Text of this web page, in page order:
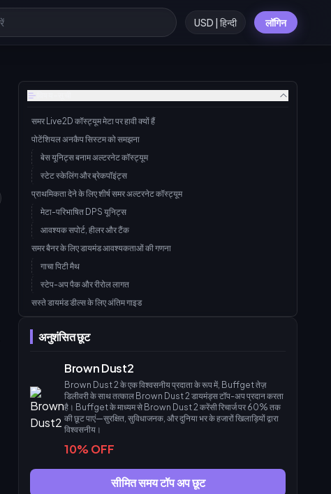
USD | हिन्दी लॉगिन
समर Live2D कॉस्ट्यूम मेटा पर हावी क्यों हैं
पोटेंशियल अनकैप सिस्टम को समझना
बेस यूनिट्स बनाम अल्टरनेट कॉस्ट्यूम
स्टेट स्केलिंग और ब्रेकपॉइंट्स
प्राथमिकता देने के लिए शीर्ष समर अल्टरनेट कॉस्ट्यूम
मेटा-परिभाषित DPS यूनिट्स
आवश्यक सपोर्ट, हीलर और टैंक
समर बैनर के लिए डायमंड आवश्यकताओं की गणना
गाचा पिटी मैथ
स्टेप-अप पैक और रीरोल लागत
सस्ते डायमंड डील्स के लिए अंतिम गाइड
स्टेप-बाय-स्टेप खरीदारी गाइड
सामग्री आवश्यकताएं और फार्मिंग
टियर्स ऑफ द गॉडेस का प्रबंधन
उन्नत संसाधन प्रबंधन और होर्डिंग
समर 2026 बैनर शेड्यूल
मुफ्त डायमंड आय को अधिकतम करना
अंतिम निर्णय और अगले कदम
अनुशंसित छूट
Brown Dust2
Brown Dust 2 के एक विश्वसनीय प्रदाता के रूप में, Buffget तेज़
डिलीवरी के साथ तत्काल Brown Dust 2 डायमंड्स टॉप-अप प्रदान करता
है। Buffget के माध्यम से Brown Dust 2 करेंसी रिचार्ज पर 60% तक
की छूट पाएं—सुरक्षित, सुविधाजनक, और दुनिया भर के हजारों खिलाड़ियों द्वारा
विश्वसनीय।
10% OFF
सीमित समय टॉप अप छूट